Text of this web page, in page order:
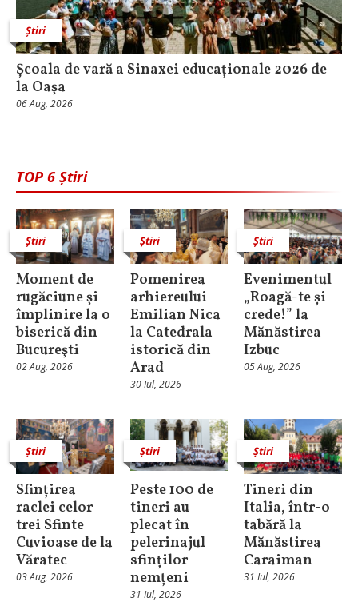
Știri
Școala de vară a Sinaxei educaționale 2026 de
la Oaşa
06 Aug, 2026
TOP 6 Știri
Știri
Moment de
rugăciune şi
împlinire la o
biserică din
Bucureşti
02 Aug, 2026
Știri
Pomenirea
arhiereului
Emilian Nica
la Catedrala
istorică din
Arad
30 Iul, 2026
Știri
Evenimentul
„Roagă-te și
crede!” la
Mănăstirea
Izbuc
05 Aug, 2026
Știri
Sfințirea
raclei celor
trei Sfinte
Cuvioase de la
Văratec
03 Aug, 2026
Știri
Peste 100 de
tineri au
plecat în
pelerinajul
sfinților
nemțeni
31 Iul, 2026
Știri
Tineri din
Italia, într-o
tabără la
Mănăstirea
Caraiman
31 Iul, 2026